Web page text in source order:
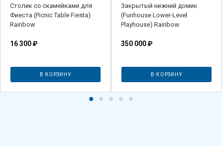
Столик со скамейками для
Фиеста (Picnic Table Fiesta)
Rainbow
16 300₽
В КОРЗИНУ
Закрытый нижний домик
(Funhouse Lower-Level
Playhouse) Rainbow
350 000₽
В КОРЗИНУ